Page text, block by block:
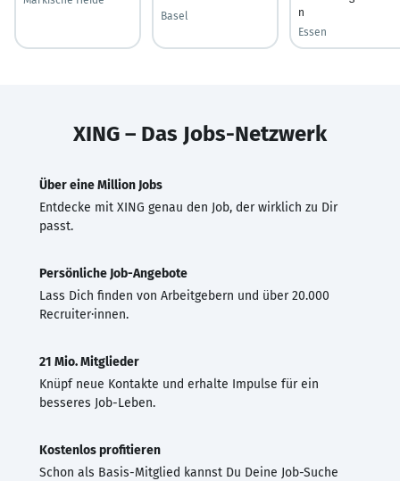
Basel
n
Essen
XING – Das Jobs-Netzwerk
Über eine Million Jobs
Entdecke mit XING genau den Job, der wirklich zu Dir
passt.
Persönliche Job-Angebote
Lass Dich finden von Arbeitgebern und über 20.000
Recruiter·innen.
21 Mio. Mitglieder
Knüpf neue Kontakte und erhalte Impulse für ein
besseres Job-Leben.
Kostenlos profitieren
Schon als Basis-Mitglied kannst Du Deine Job-Suche